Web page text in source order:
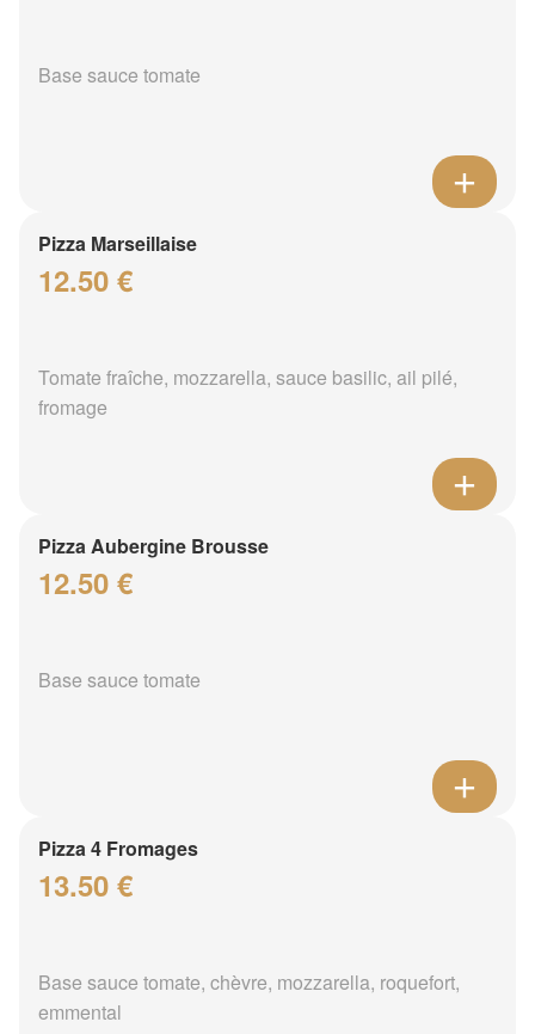
Base sauce tomate
Pizza Marseillaise
12.50 €
Tomate fraîche, mozzarella, sauce basilic, ail pilé,
fromage
Pizza Aubergine Brousse
12.50 €
Base sauce tomate
Pizza 4 Fromages
13.50 €
Base sauce tomate, chèvre, mozzarella, roquefort,
emmental